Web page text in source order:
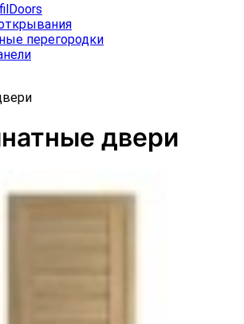
перегородки
двери